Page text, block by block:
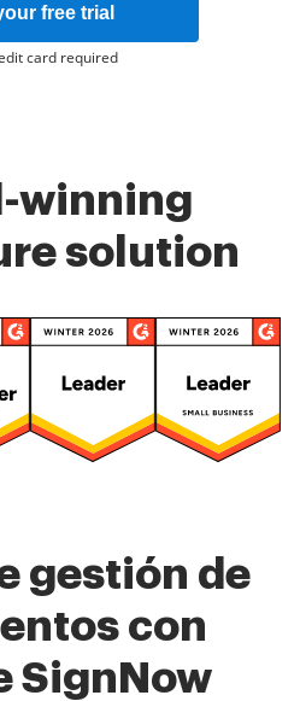
free trial
card required
winning
solution
gestión de
con
SignNow